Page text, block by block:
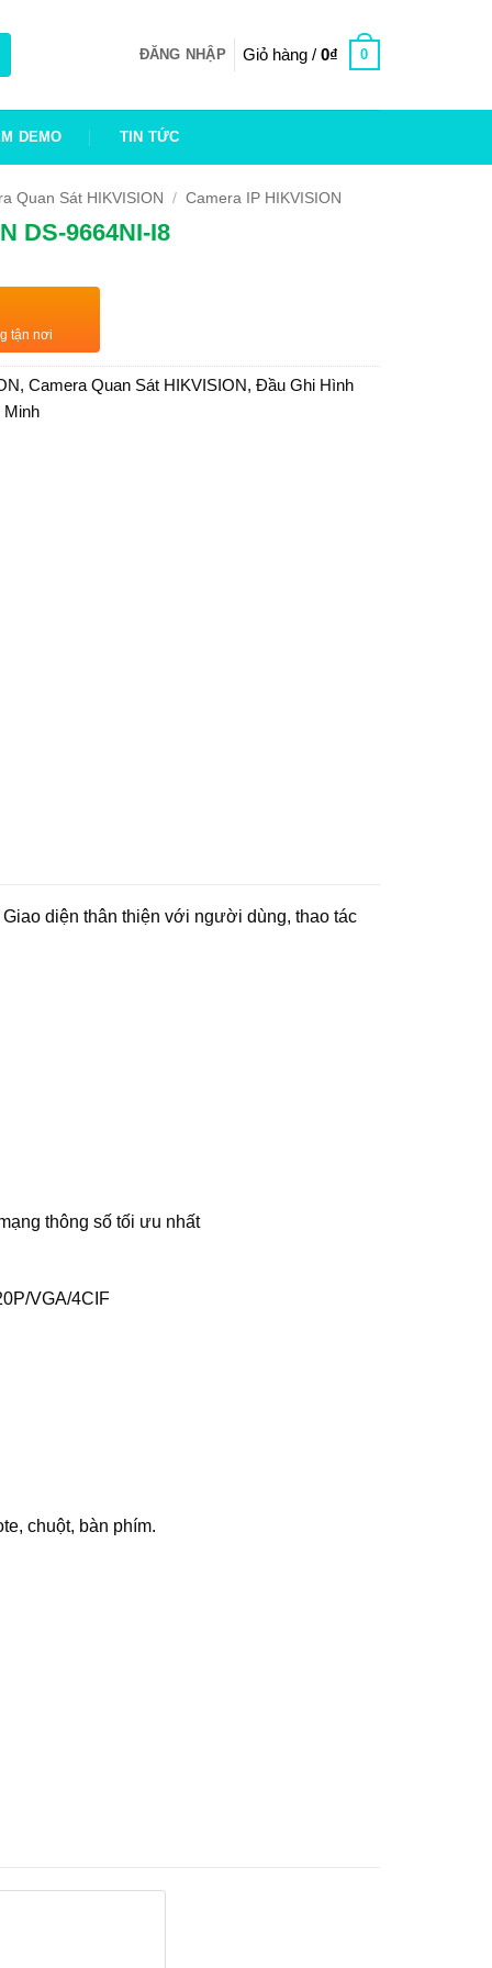
ĐĂNG NHẬP Giỏ hàng / 0₫ 0
DEMO TIN TỨC
Quan Sát HIKVISION / Camera IP HIKVISION
DS-9664NI-I8
tận nơi
, Camera Quan Sát HIKVISION, Đầu Ghi Hình
Minh
diện thân thiện với người dùng, thao tác
thông số tối ưu nhất
VGA/4CIF
chuột, bàn phím.